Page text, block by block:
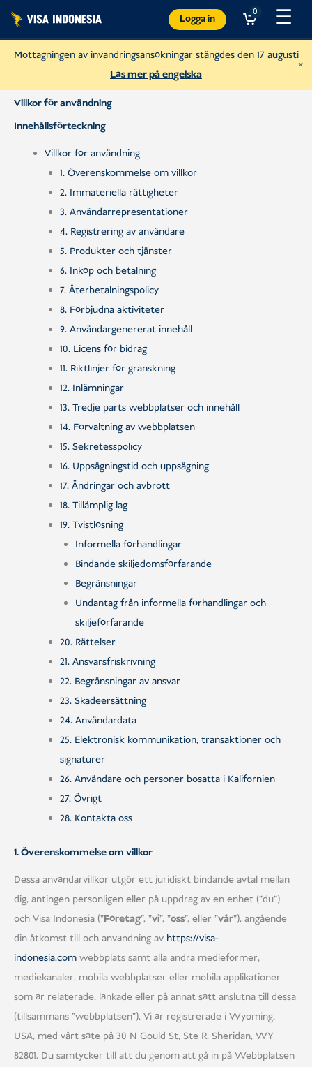
Hoppa
innehåll
Logga in
0 ☰
Mottagningen av invandringsansökningar stängdes den 17 augusti
Läs mer på engelska
×
Villkor för användning
Innehållsförteckning
Villkor för användning
1. Överenskommelse om villkor
2. Immateriella rättigheter
3. Användarrepresentationer
4. Registrering av användare
5. Produkter och tjänster
6. Inköp och betalning
7. Återbetalningspolicy
8. Förbjudna aktiviteter
9. Användargenererat innehåll
10. Licens för bidrag
11. Riktlinjer för granskning
12. Inlämningar
13. Tredje parts webbplatser och innehåll
14. Förvaltning av webbplatsen
15. Sekretesspolicy
16. Uppsägningstid och uppsägning
17. Ändringar och avbrott
18. Tillämplig lag
19. Tvistlösning
Informella förhandlingar
Bindande skiljedomsförfarande
Begränsningar
Undantag från informella förhandlingar och
skiljeförfarande
20. Rättelser
21. Ansvarsfriskrivning
22. Begränsningar av ansvar
23. Skadeersättning
24. Användardata
25. Elektronisk kommunikation, transaktioner och
signaturer
26. Användare och personer bosatta i Kalifornien
27. Övrigt
28. Kontakta oss
1. Överenskommelse om villkor
Dessa användarvillkor utgör ett juridiskt bindande avtal mellan
dig, antingen personligen eller på uppdrag av en enhet ("du")
och Visa Indonesia ("Företag", "vi", "oss", eller "vår"), angående
din åtkomst till och användning av https://visa-
indonesia.com webbplats samt alla andra medieformer,
mediekanaler, mobila webbplatser eller mobila applikationer
som är relaterade, länkade eller på annat sätt anslutna till dessa
(tillsammans "webbplatsen"). Vi är registrerade i Wyoming,
USA, med vårt säte på 30 N Gould St, Ste R, Sheridan, WY
82801. Du samtycker till att du genom att gå in på Webbplatsen
Donera till Sungai Watch
för att städa upp Balis floder
USD